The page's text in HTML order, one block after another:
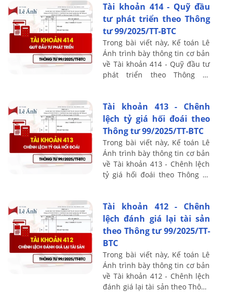
kết cấu ...
Tài khoản 414 - Quỹ đầu
tư phát triển theo Thông
tư 99/2025/TT-BTC
Trong bài viết này, Kế toán Lê
Ánh trình bày thông tin cơ bản
về Tài khoản 414 - Quỹ đầu tư
phát triển theo Thông tư
nội dung ...
Tài khoản 413 - Chênh
lệch tỷ giá hối đoái theo
Thông tư 99/2025/TT-BTC
Trong bài viết này, Kế toán Lê
Ánh trình bày thông tin cơ bản
về Tài khoản 413 - Chênh lệch
tỷ giá hối đoái theo Thông tư
nội ...
Tài khoản 412 - Chênh
lệch đánh giá lại tài sản
theo Thông tư 99/2025/TT-
BTC
Trong bài viết này, Kế toán Lê
Ánh trình bày thông tin cơ bản
về Tài khoản 412 - Chênh lệch
đánh giá lại tài sản theo Thông